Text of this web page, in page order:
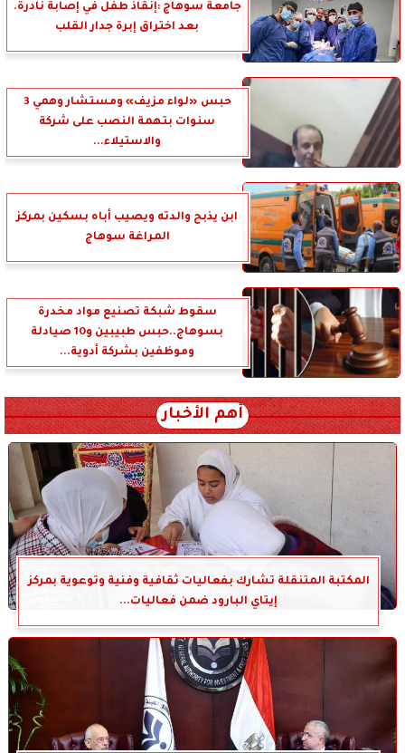
جامعة سوهاج :إنقاذ طفل في إصابة نادرة.
بعد اختراق إبرة جدار القلب
حبس «لواء مزيف» ومستشار وهمي 3
سنوات بتهمة النصب على شركة
والاستيلاء...
ابن يذبح والدته ويصيب أباه بسكين بمركز
المراغة سوهاج
سقوط شبكة تصنيع مواد مخدرة
بسوهاج..حبس طبيبين و10 صيادلة
وموظفين بشركة أدوية...
أهم الأخبار
المكتبة المتنقلة تشارك بفعاليات ثقافية وفنية وتوعوية بمركز
إيتاي البارود ضمن فعاليات...